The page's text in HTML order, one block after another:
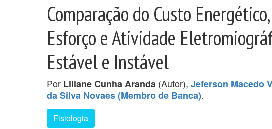
Comparação do Custo
Esforço e Atividade
Estável e Instável
Por Liliane Cunha Aranda (Autor), Jeferson Macedo
da Silva Novaes (Membro de Banca).
Fisiologia